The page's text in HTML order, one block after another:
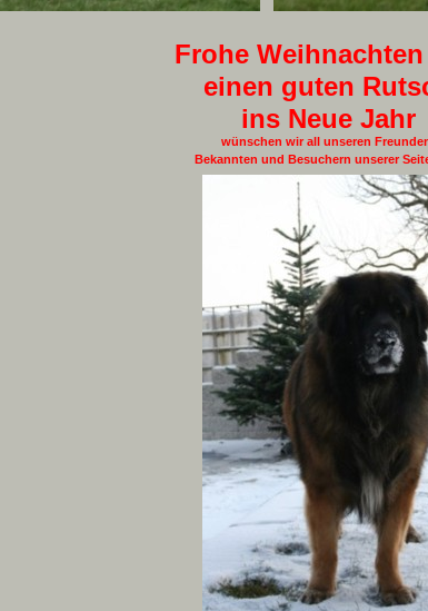
Frohe
einen guten
ins Neue Jahr
wünschen wir all unseren
Bekannten und Besuchern unserer